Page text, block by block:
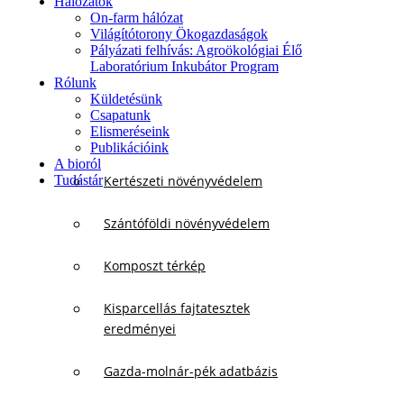
On-farm hálózat
Világítótorony Ökogazdaságok
Pályázati felhívás: Agroökológiai Élő
Laboratórium Inkubátor Program
Rólunk
Küldetésünk
Csapatunk
Elismeréseink
Publikációink
A bioról
TudástárKertészeti növényvédelem
Szántóföldi növényvédelem
Komposzt térkép
Kisparcellás fajtatesztek
eredményei
Gazda-molnár-pék adatbázis